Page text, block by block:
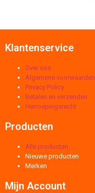
Klantenservice
Over ons
Algemene voorwaarden
Privacy Policy
Betalen en verzenden
Herroepingsrecht
Producten
Alle producten
Nieuwe producten
Merken
Mijn Account